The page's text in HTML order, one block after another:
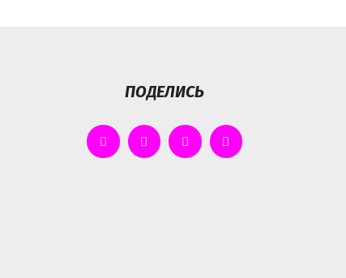
ПОДЕЛИСЬ